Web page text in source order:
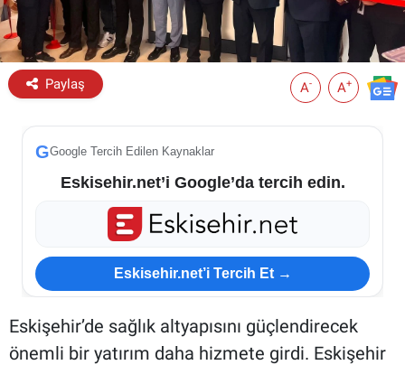
Paylaş A- A+
GGoogle Tercih Edilen Kaynaklar
Eskisehir.net’i Google’da tercih edin.
Eskisehir.net’i Tercih Et →
Eskişehir’de sağlık altyapısını güçlendirecek
önemli bir yatırım daha hizmete girdi. Eskişehir
Eskişehir Otobüs Saatleri